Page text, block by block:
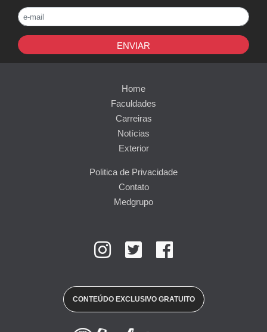
ENVIAR
Home
Faculdades
Carreiras
Notícias
Exterior
Politica de Privacidade
Contato
Medgrupo
CONTEÚDO EXCLUSIVO GRATUITO